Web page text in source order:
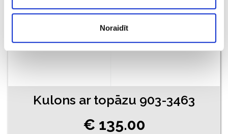
Noraidīt
Kulons ar topāzu 903-3463
€ 135.00